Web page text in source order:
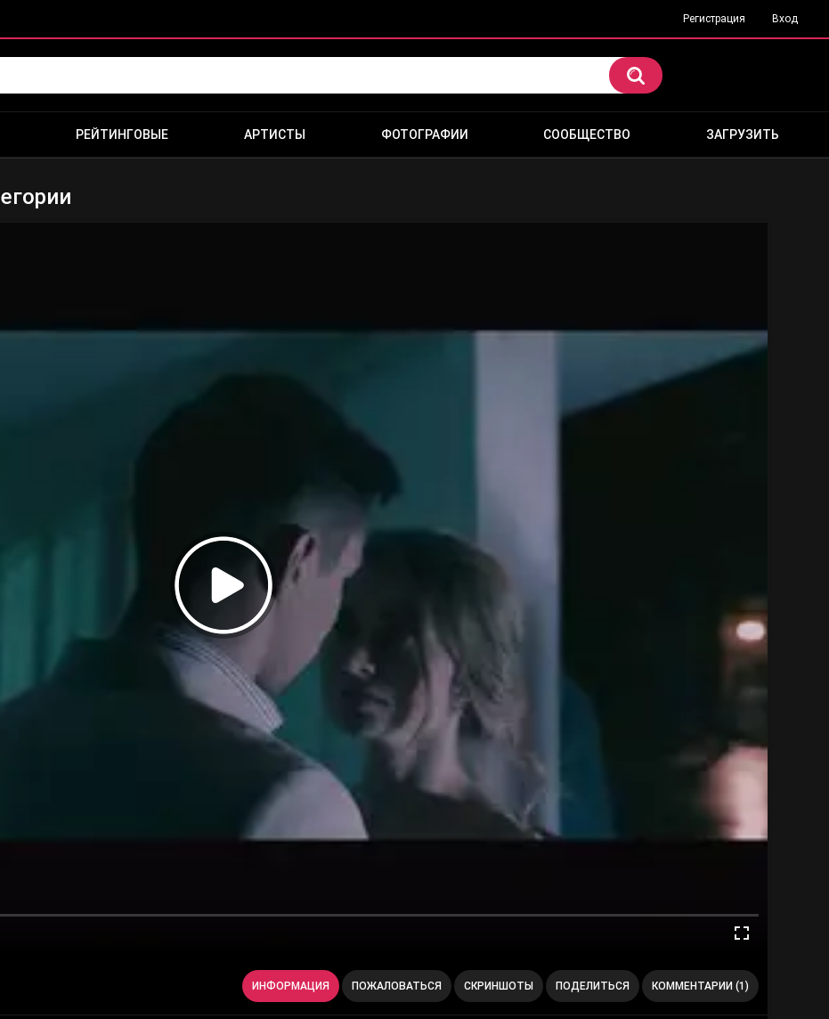
Регистрация Вход
РЕЙТИНГОВЫЕ АРТИСТЫ ФОТОГРАФИИ СООБЩЕСТВО ЗАГРУЗИТЬ
ИНФОРМАЦИЯ ПОЖАЛОВАТЬСЯ СКРИНШОТЫ ПОДЕЛИТЬСЯ КОММЕНТАРИИ (1)